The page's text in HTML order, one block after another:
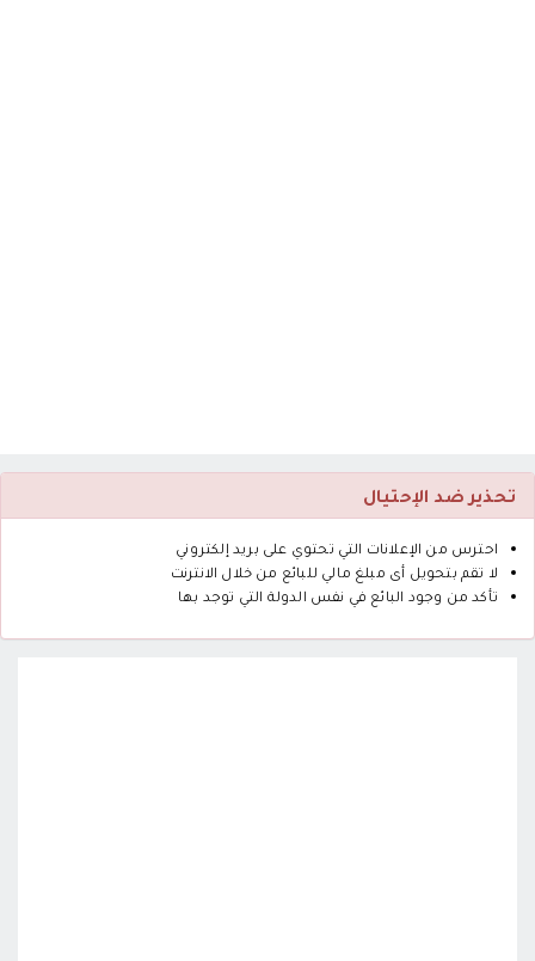
تحذير ضد الإحتيال
احترس من الإعلانات التي تحتوي على بريد إلكتروني
لا تقم بتحويل أى مبلغ مالي للبائع من خلال الانترنت
تأكد من وجود البائع في نفس الدولة التي توجد بها